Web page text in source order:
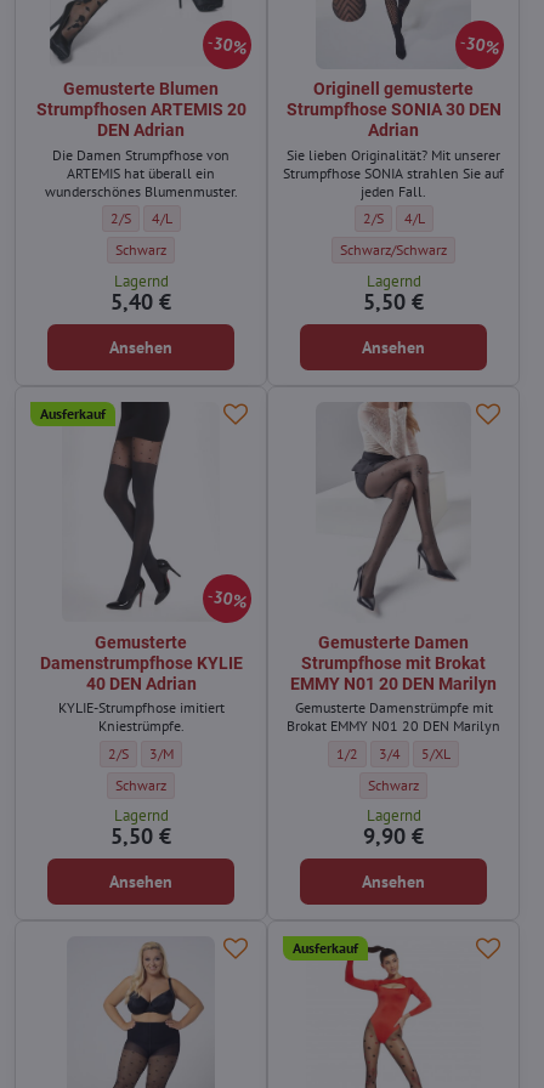
30%
Gemusterte Blumen
Strumpfhosen ARTEMIS 20
DEN Adrian
Die Damen Strumpfhose von
ARTEMIS hat überall ein
wunderschönes Blumenmuster.
Gemusterte Blumen Strumpfhosen ARTEMIS 20 DEN Adrian - Größe:
2/S Gemusterte Blumen Strumpfhosen ARTEMIS 20 DEN Adrian -
4/L
Gemusterte Blumen Strumpfhosen ARTEMIS 20 DEN Adrian - Farbe:
Schwarz
Lagernd
5,40 €
Ansehen
30%
Originell gemusterte
Strumpfhose SONIA 30 DEN
Adrian
Sie lieben Originalität? Mit unserer
Strumpfhose SONIA strahlen Sie auf
jeden Fall.
Originell gemusterte
2/S Originell gemusterte
4/L
Originell gemusterte
Schwarz/Schwarz
Lagernd
5,50 €
Ansehen
30%
Ausferkauf
Gemusterte
Damenstrumpfhose KYLIE
40 DEN Adrian
KYLIE-Strumpfhose imitiert
Kniestrümpfe.
Gemusterte Damenstrumpfhose KYLIE 40 DEN Adrian - Größe:
2/S Gemusterte Damenstrumpfhose KYLIE 40 DEN Adrian - Größe:
3/M
Gemusterte Damenstrumpfhose KYLIE 40 DEN Adrian - Farbe:
Schwarz
Lagernd
5,50 €
Ansehen
Gemusterte Damen
Strumpfhose mit Brokat
EMMY N01 20 DEN Marilyn
Gemusterte Damenstrümpfe mit
Brokat EMMY N01 20 DEN Marilyn
Gemusterte Damen
1/2 Gemusterte Damen
3/4 Gemusterte
5/XL
Gemusterte Damen
Schwarz
Lagernd
9,90 €
Ansehen
Ausferkauf